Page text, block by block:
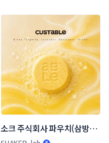
소크 주식회사 파우치(삼방봉
투) 콘테스트